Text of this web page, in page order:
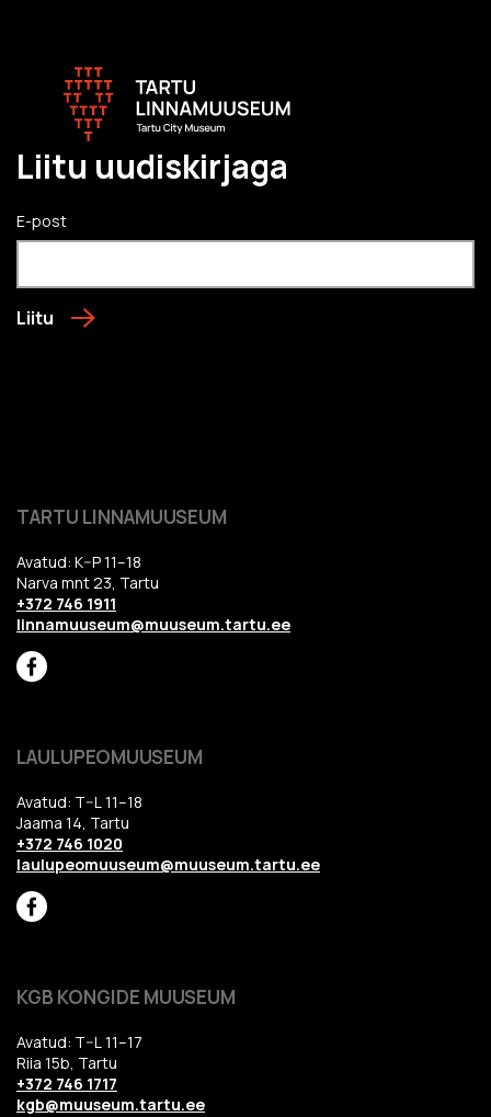
Liitu uudiskirjaga
E-post
Liitu
TARTU LINNAMUUSEUM
Avatud: K–P 11–18
Narva mnt 23, Tartu
+372 746 1911
linnamuuseum@muuseum.tartu.ee
LAULUPEOMUUSEUM
Avatud: T–L 11–18
Jaama 14, Tartu
+372 746 1020
laulupeomuuseum@muuseum.tartu.ee
KGB KONGIDE MUUSEUM
Avatud: T–L 11–17
Riia 15b, Tartu
+372 746 1717
kgb@muuseum.tartu.ee